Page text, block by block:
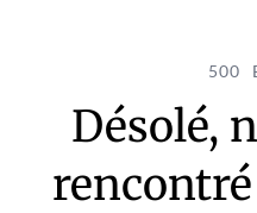
500
Désolé,